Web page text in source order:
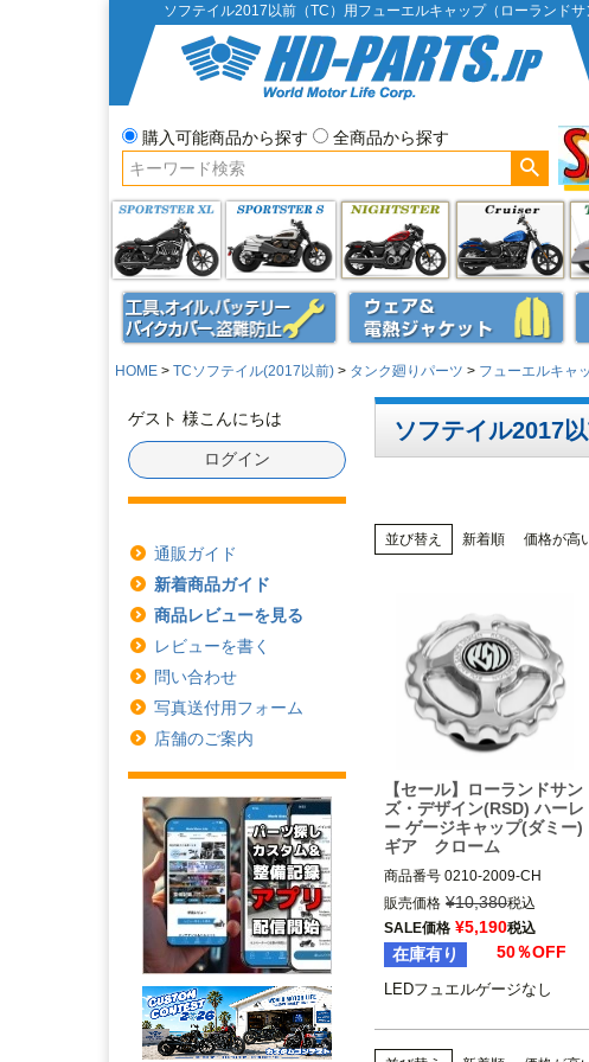
ソフテイル2017以前（TC）用フューエルキャップ（ローランド
購入可能商品から探す
全商品から探す
HOME TCソフテイル(2017以前) タンク廻りパーツ フューエルキャ
ゲスト 様こんにちは
ログイン
通販ガイド
新着商品ガイド
商品レビューを見る
レビューを書く
問い合わせ
写真送付用フォーム
店舗のご案内
ソフテイル2017
並び替え 新着順 価格が高
【セール】ローランドサン
ズ・デザイン(RSD) ハーレ
ー ゲージキャップ(ダミー)
ギア クローム
商品番号 0210-2009-CH
1996～2024 タンク左側フュー
エルゲージ装着車
Roland Sands Design
販売価格 ¥10,380税込
SALE価格 ¥5,190税込
在庫有り 50％OFF
LEDフュエルゲージなし